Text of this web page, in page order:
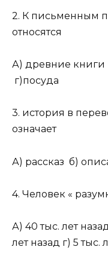
2. К письменным
относятся
А) древние
г)посуда
3. история в
означает
А) рассказ б)
4. Человек «
А) 40 тыс. лет
лет назад г) 5 тыс.